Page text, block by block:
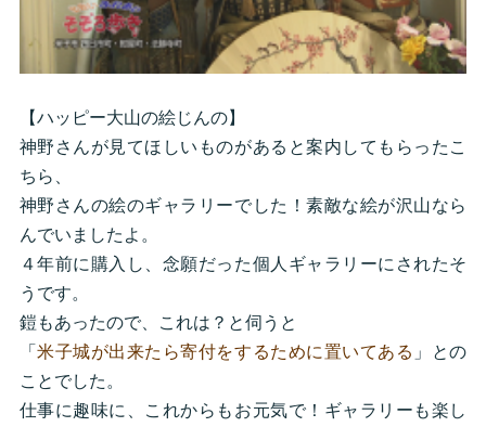
【ハッピー大山の絵じんの】
神野さんが見てほしいものがあると案内してもらったこ
ちら、
神野さんの絵のギャラリーでした！素敵な絵が沢山なら
んでいましたよ。
４年前に購入し、念願だった個人ギャラリーにされたそ
うです。
鎧もあったので、これは？と伺うと
「米子城が出来たら寄付をするために置いてある 」との
ことでした。
仕事に趣味に、これからもお元気で！ギャラリーも楽し